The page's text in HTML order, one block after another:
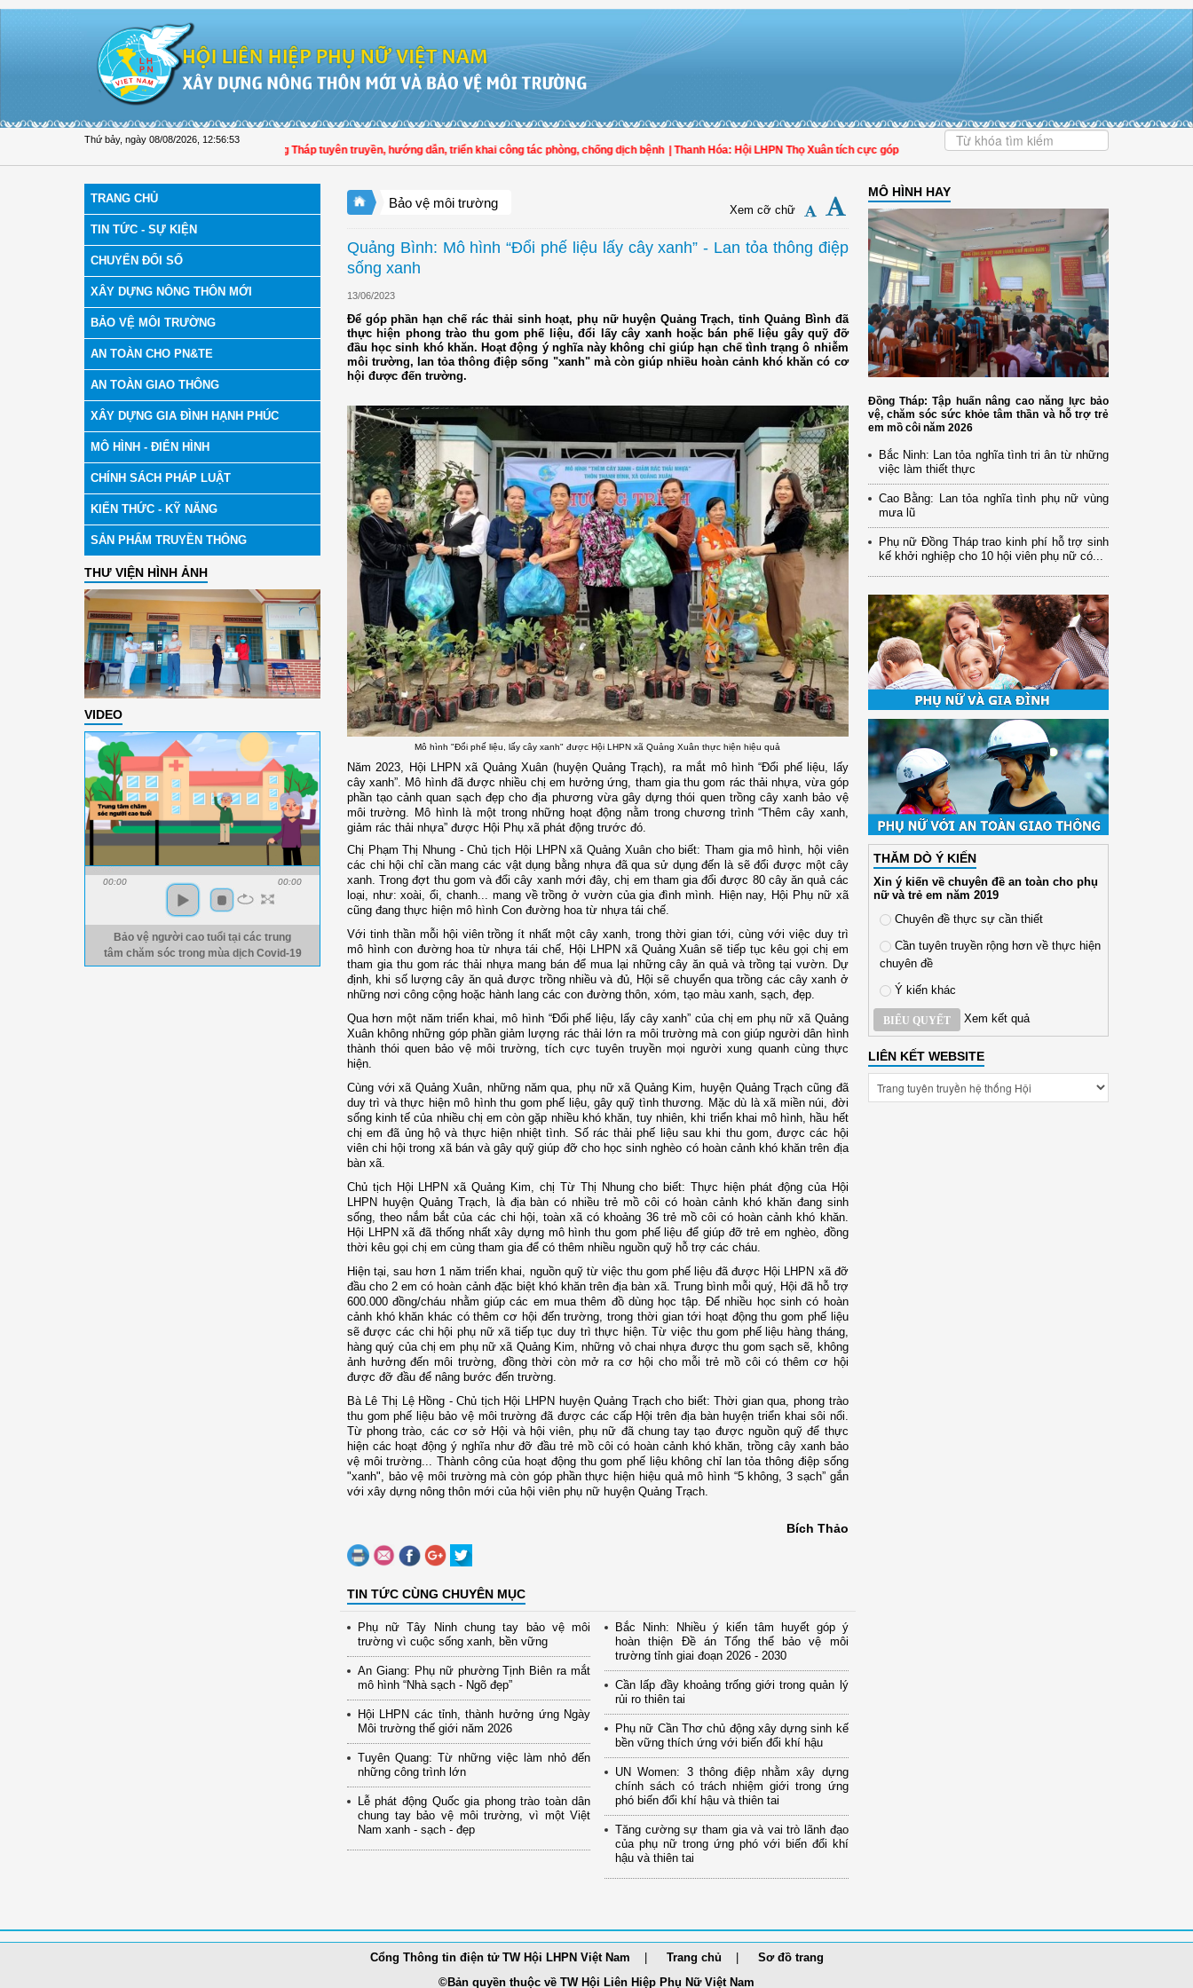
Thứ bảy, ngày 08/08/2026 12:56:54
Hội LHPN tỉnh Đồng Tháp tuyên truyền, hướng dẫn, triển khai công tác phòng, chống dịch bệnh | Thanh Hóa: Hội LHPN Thọ Xuân tích cực góp phần nâng cao tỷ lệ người dân tham gia bảo hiểm y tế
TRANG CHỦ
TIN TỨC - SỰ KIỆN
CHUYỂN ĐỔI SỐ
XÂY DỰNG NÔNG THÔN MỚI
BẢO VỆ MÔI TRƯỜNG
AN TOÀN CHO PN&TE
AN TOÀN GIAO THÔNG
XÂY DỰNG GIA ĐÌNH HẠNH PHÚC
MÔ HÌNH - ĐIỂN HÌNH
CHÍNH SÁCH PHÁP LUẬT
KIẾN THỨC - KỸ NĂNG
SẢN PHẨM TRUYỀN THÔNG
THƯ VIỆN HÌNH ẢNH
VIDEO
00:00 00:00
Bảo vệ người cao tuổi tại các trung
tâm chăm sóc trong mùa dịch Covid-19
Bảo vệ môi trường Xem cỡ chữ
Quảng Bình: Mô hình “Đổi phế liệu lấy cây xanh” - Lan tỏa thông điệp
sống xanh
13/06/2023
Để góp phần hạn chế rác thải sinh hoạt, phụ nữ huyện Quảng Trạch, tỉnh Quảng Bình đã
thực hiện phong trào thu gom phế liệu, đổi lấy cây xanh hoặc bán phế liệu gây quỹ đỡ
đầu học sinh khó khăn. Hoạt động ý nghĩa này không chỉ giúp hạn chế tình trạng ô nhiễm
môi trường, lan tỏa thông điệp sống "xanh" mà còn giúp nhiều hoàn cảnh khó khăn có cơ
hội được đến trường.
Mô hình "Đổi phế liệu, lấy cây xanh" được Hội LHPN xã Quảng Xuân thực hiện hiệu quả
Năm 2023, Hội LHPN xã Quảng Xuân (huyện Quảng Trạch), ra mắt mô hình “Đổi phế liệu, lấy
cây xanh”. Mô hình đã được nhiều chị em hưởng ứng, tham gia thu gom rác thải nhựa, vừa góp
phần tạo cảnh quan sạch đẹp cho địa phương vừa gây dựng thói quen trồng cây xanh bảo vệ
môi trường. Mô hình là một trong những hoạt động nằm trong chương trình “Thêm cây xanh,
giảm rác thải nhựa” được Hội Phụ xã phát động trước đó.
Chị Phạm Thị Nhung - Chủ tịch Hội LHPN xã Quảng Xuân cho biết: Tham gia mô hình, hội viên
các chi hội chỉ cần mang các vật dụng bằng nhựa đã qua sử dụng đến là sẽ đổi được một cây
xanh. Trong đợt thu gom và đổi cây xanh mới đây, chị em tham gia đổi được 80 cây ăn quả các
loại, như: xoài, ổi, chanh... mang về trồng ở vườn của gia đình mình. Hiện nay, Hội Phụ nữ xã
cũng đang thực hiện mô hình Con đường hoa từ nhựa tái chế.
Với tinh thần mỗi hội viên trồng ít nhất một cây xanh, trong thời gian tới, cùng với việc duy trì
mô hình con đường hoa từ nhựa tái chế, Hội LHPN xã Quảng Xuân sẽ tiếp tục kêu gọi chị em
tham gia thu gom rác thải nhựa mang bán để mua lại những cây ăn quả và trồng tại vườn. Dự
định, khi số lượng cây ăn quả được trồng nhiều và đủ, Hội sẽ chuyển qua trồng các cây xanh ở
những nơi công cộng hoặc hành lang các con đường thôn, xóm, tạo màu xanh, sạch, đẹp.
Qua hơn một năm triển khai, mô hình “Đổi phế liệu, lấy cây xanh” của chị em phụ nữ xã Quảng
Xuân không những góp phần giảm lượng rác thải lớn ra môi trường mà con giúp người dân hình
thành thói quen bảo vệ môi trường, tích cực tuyên truyền mọi người xung quanh cùng thực
hiện.
Cùng với xã Quảng Xuân, những năm qua, phụ nữ xã Quảng Kim, huyện Quảng Trạch cũng đã
duy trì và thực hiện mô hình thu gom phế liệu, gây quỹ tình thương. Mặc dù là xã miền núi, đời
sống kinh tế của nhiều chị em còn gặp nhiều khó khăn, tuy nhiên, khi triển khai mô hình, hầu hết
chị em đã ủng hộ và thực hiện nhiệt tình. Số rác thải phế liệu sau khi thu gom, được các hội
viên chi hội trong xã bán và gây quỹ giúp đỡ cho học sinh nghèo có hoàn cảnh khó khăn trên địa
bàn xã.
Chủ tịch Hội LHPN xã Quảng Kim, chị Từ Thị Nhung cho biết: Thực hiện phát động của Hội
LHPN huyện Quảng Trạch, là địa bàn có nhiều trẻ mồ côi có hoàn cảnh khó khăn đang sinh
sống, theo nắm bắt của các chi hội, toàn xã có khoảng 36 trẻ mồ côi có hoàn cảnh khó khăn.
Hội LHPN xã đã thống nhất xây dựng mô hình thu gom phế liệu để giúp đỡ trẻ em nghèo, đồng
thời kêu gọi chị em cùng tham gia để có thêm nhiều nguồn quỹ hỗ trợ các cháu.
Hiện tại, sau hơn 1 năm triển khai, nguồn quỹ từ việc thu gom phế liệu đã được Hội LHPN xã đỡ
đầu cho 2 em có hoàn cảnh đặc biệt khó khăn trên địa bàn xã. Trung bình mỗi quý, Hội đã hỗ trợ
600.000 đồng/cháu nhằm giúp các em mua thêm đồ dùng học tập. Để nhiều học sinh có hoàn
cảnh khó khăn khác có thêm cơ hội đến trường, trong thời gian tới hoạt động thu gom phế liệu
sẽ được các chi hội phụ nữ xã tiếp tục duy trì thực hiện. Từ việc thu gom phế liệu hàng tháng,
hàng quý của chị em phụ nữ xã Quảng Kim, những vỏ chai nhựa được thu gom sạch sẽ, không
ảnh hưởng đến môi trường, đồng thời còn mở ra cơ hội cho mỗi trẻ mồ côi có thêm cơ hội
được đỡ đầu để nâng bước đến trường.
Bà Lê Thị Lệ Hồng - Chủ tịch Hội LHPN huyện Quảng Trạch cho biết: Thời gian qua, phong trào
thu gom phế liệu bảo vệ môi trường đã được các cấp Hội trên địa bàn huyện triển khai sôi nổi.
Từ phong trào, các cơ sở Hội và hội viên, phụ nữ đã chung tay tạo được nguồn quỹ để thực
hiện các hoạt động ý nghĩa như đỡ đầu trẻ mồ côi có hoàn cảnh khó khăn, trồng cây xanh bảo
vệ môi trường... Thành công của hoạt động thu gom phế liệu không chỉ lan tỏa thông điệp sống
"xanh", bảo vệ môi trường mà còn góp phần thực hiện hiệu quả mô hình “5 không, 3 sạch” gắn
với xây dựng nông thôn mới của hội viên phụ nữ huyện Quảng Trạch.
Bích Thảo
TIN TỨC CÙNG CHUYÊN MỤC
Phụ nữ Tây Ninh chung tay bảo vệ môi
trường vì cuộc sống xanh, bền vững
An Giang: Phụ nữ phường Tịnh Biên ra mắt
mô hình “Nhà sạch - Ngõ đẹp”
Hội LHPN các tỉnh, thành hưởng ứng Ngày
Môi trường thế giới năm 2026
Tuyên Quang: Từ những việc làm nhỏ đến
những công trình lớn
Lễ phát động Quốc gia phong trào toàn dân
chung tay bảo vệ môi trường, vì một Việt
Nam xanh - sạch - đẹp
Bắc Ninh: Nhiều ý kiến tâm huyết góp ý
hoàn thiện Đề án Tổng thể bảo vệ môi
trường tỉnh giai đoạn 2026 - 2030
Cần lấp đầy khoảng trống giới trong quản lý
rủi ro thiên tai
Phụ nữ Cần Thơ chủ động xây dựng sinh kế
bền vững thích ứng với biến đổi khí hậu
UN Women: 3 thông điệp nhằm xây dựng
chính sách có trách nhiệm giới trong ứng
phó biến đổi khí hậu và thiên tai
Tăng cường sự tham gia và vai trò lãnh đạo
của phụ nữ trong ứng phó với biến đổi khí
hậu và thiên tai
MÔ HÌNH HAY
Đồng Tháp: Tập huấn nâng cao năng lực bảo
vệ, chăm sóc sức khỏe tâm thần và hỗ trợ trẻ
em mồ côi năm 2026
Bắc Ninh: Lan tỏa nghĩa tình tri ân từ những
việc làm thiết thực
Cao Bằng: Lan tỏa nghĩa tình phụ nữ vùng
mưa lũ
Phụ nữ Đồng Tháp trao kinh phí hỗ trợ sinh
kế khởi nghiệp cho 10 hội viên phụ nữ có...
THĂM DÒ Ý KIẾN
Xin ý kiến về chuyên đề an toàn cho phụ
nữ và trẻ em năm 2019
Chuyên đề thực sự cần thiết
Cần tuyên truyền rộng hơn về thực hiện
chuyên đề
Ý kiến khác
BIỂU QUYẾT Xem kết quả
LIÊN KẾT WEBSITE
Cổng Thông tin điện tử TW Hội LHPN Việt Nam Trang chủ
Sơ đồ trang
©Bản quyền thuộc về TW Hội Liên Hiệp Phụ Nữ Việt Nam